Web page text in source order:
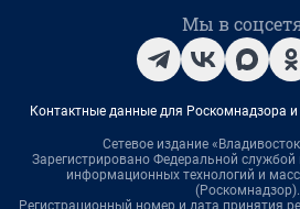
Мы в
Контактные данные для Роскомнадзора и
Сетевое издание
Зарегистрировано Федеральной службой
информационных технологий и
(Роскомнадзор).